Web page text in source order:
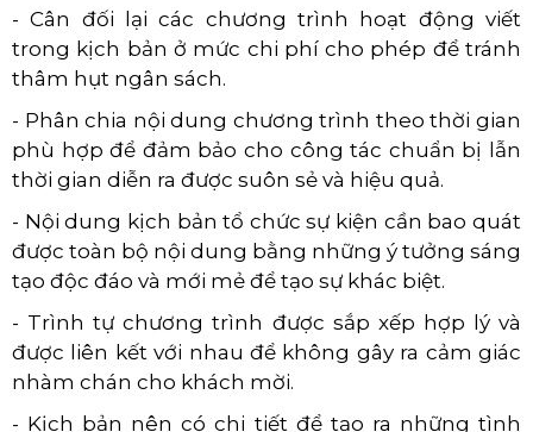
- Cân đối lại các chương trình hoạt động viết
trong kịch bản ở mức chi phí cho phép để tránh
thâm hụt ngân sách.
- Phân chia nội dung chương trình theo thời gian
phù hợp để đảm bảo cho công tác chuẩn bị lẫn
thời gian diễn ra được suôn sẻ và hiệu quả.
- Nội dung kịch bản tổ chức sự kiện cần bao quát
được toàn bộ nội dung bằng những ý tưởng sáng
tạo độc đáo và mới mẻ để tạo sự khác biệt.
- Trình tự chương trình được sắp xếp hợp lý và
được liên kết với nhau để không gây ra cảm giác
nhàm chán cho khách mời.
- Kịch bản nên có chi tiết để tạo ra những tình